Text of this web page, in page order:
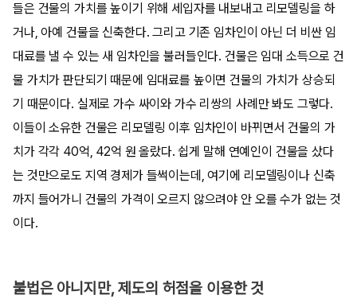
들은 건물의 가치를 높이기 위해 세입자를 내보내고 리모델링을 하
거나, 아예 건물을 신축한다. 그리고 기존 임차인이 아닌 더 비싼 임
대료를 낼 수 있는 새 임차인을 불러들인다. 건물은 임대 소득으로 건
물 가치가 판단되기 때문에 임대료를 높이면 건물의 가치가 상승되
기 때문이다. 실제로 가수 싸이와 가수 리쌍의 사례만 봐도 그렇다.
이들이 소유한 건물은 리모델링 이후 임차인이 바뀌면서 건물의 가
치가 각각 40억, 42억 원 올랐다. 쉽게 말해 연예인이 건물을 샀다
는 것만으로도 지역 경제가 들썩이는데, 여기에 리모델링이나 신축
까지 들어가니 건물의 가격이 오르지 않으려야 안 오를 수가 없는 것
이다.
불법은 아니지만, 제도의 허점을 이용한 것